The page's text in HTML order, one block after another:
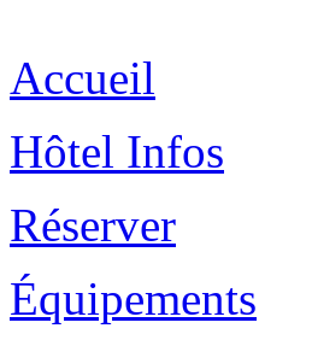
Accueil
Hôtel Infos
Réserver
Équipements